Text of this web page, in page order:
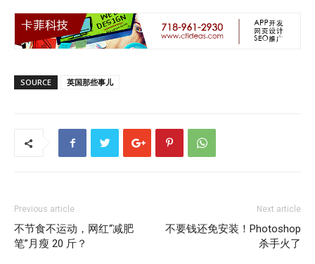
SOURCE 英国那些事儿
Previous article
不节食不运动，网红“减肥
笔”月瘦 20 斤？
Next article
不要钱还免安装！Photoshop
杀手火了